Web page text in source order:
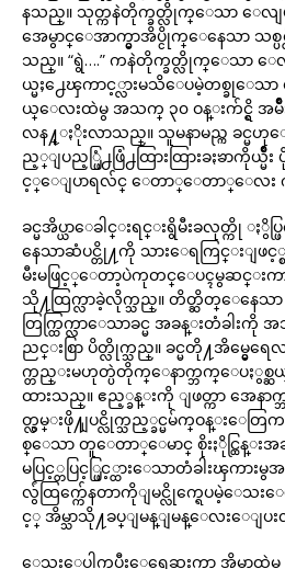
နသည္။ သုတ္ကနဲတိုက္ခတ္လိုက္ေသာ ေလ
အေမွာင္ေအာက္မွာအိပ္ငိုက္ေနေသာ သစ္ပင္တို
သည္။ “ရွဲ….” ကနဲတိုက္ခတ္လိုက္ေသာ ေ
ယ္မႈ႕ေၾကာင့္လားမသိေပမဲ့တစ္ခုေသာ
ယ္ေလးထဲမွ အသက္ ၃၀ ဝန္းက်င္ရွိ အမ်ိဳးသ
လန႔္ႏိုးလာသည္။ သူမနာမည္က ခင္မ
ည့္ျပည့္ဖြံ႕ဖြံ႕ထြားထြားခႏၶာကိုယ္မ်ိဳး
င့္ေျပာရလ်င္ ေတာ္ေတာ္ေလး ကိ
ခင္မအိပ္ယာေခါင္းရင္းရွိမီးခလုတ္ကို ႏွိ
နေသာဆံပင္တို႔ကို သားေရကြင္းျဖ
မီးမဖြင့္ေတာ့ပဲကုတင္ေပၚမွဆင္းကာအိ
သို႔ထြက္လာခဲ့လိုက္သည္။ တိတ္ဆိတ္ေနေသာ
တြက္ထြက္လာေသာခင္မ အခန္းတံခါး
ညင္းစြာ ပိတ္လိုက္သည္။ ခင္မတို႔အိမ္မွေ
က္တည္းမဟုတ္ပဲတိုက္ေနာက္ဘက္ေပႏွစ္ဆ
ထားသည္။ ဧည့္ခန္းကို ျဖတ္ကာ အေနာ
တ္လွမ္းဖို႔ျပင္လိုက္သည့္ခင္မမ်က္ဝန္းေတ
စ္ေသာ တူေတာ္ေမာင္ စိုးႏိုင္ထြန္းအခ
မပြင့္တပြင့္ဖြင့္ထားေသာတံခါးၾကား
လွ်ံထြက္က်ေနတာကိုျမင္လိုက္ရေပမဲ့ေသးေ
င့္ အိမ္သာသို႔ခပ္ျမန္ျမန္ေလးေျပး
ေသးေပါက္ၿပီးေရေဆးကာ အိမ္သာထဲ